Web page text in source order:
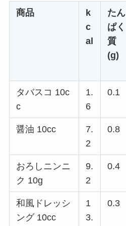
商品
k
c
al
たん
ぱく
質
(g)
タバスコ 10c
c
1.
6
0.1
醤油 10cc
7.
2
0.8
おろしニンニ
ク 10g
9.
2
0.4
和風ドレッシ
ング 10cc
1
3.
0.3